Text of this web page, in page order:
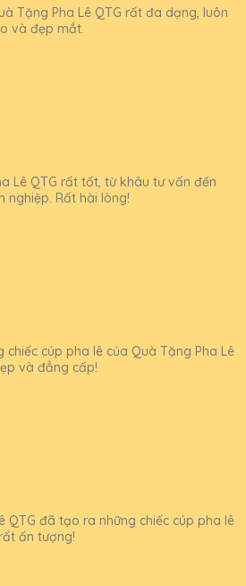
Tặng Pha Lê QTG rất đa dạng, luôn
và đẹp mắt.
Lê QTG rất tốt, từ khâu tư vấn đến
nghiệp. Rất hài lòng!
cúp pha lê của Quà Tặng Pha Lê
và đẳng cấp!
QTG đã tạo ra những chiếc cúp pha lê
ấn tượng!